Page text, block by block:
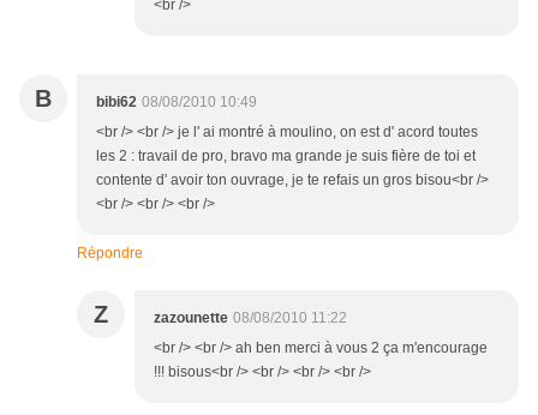
<br />
B bibi62 08/08/2010 10:49
<br /> <br /> je l' ai montré à moulino, on est d' acord toutes
les 2 : travail de pro, bravo ma grande je suis fière de toi et
contente d' avoir ton ouvrage, je te refais un gros bisou<br />
<br /> <br /> <br />
Répondre
Z zazounette 08/08/2010 11:22
<br /> <br /> ah ben merci à vous 2 ça m'encourage
!!! bisous<br /> <br /> <br /> <br />